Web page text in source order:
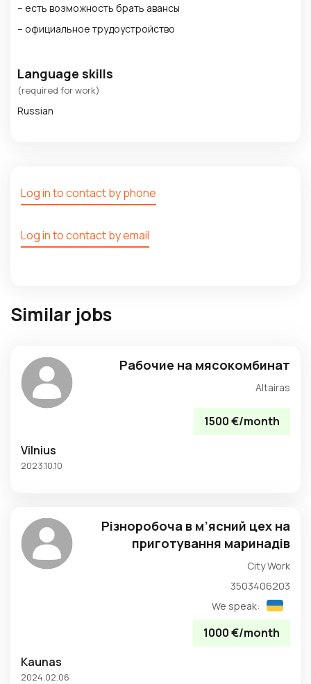
– есть возможность брать авансы
– официальное трудоустройство
Language skills
(required for work)
Russian
Log in to contact by phone
Log in to contact by email
Similar jobs
Рабочие на мясокомбинат
Altairas
1500 €/month
Vilnius
2023.10.10
Різноробоча в м’ясний цех на
приготування маринадів
City Work
3503406203
We speak:
1000 €/month
Kaunas
2024.02.06